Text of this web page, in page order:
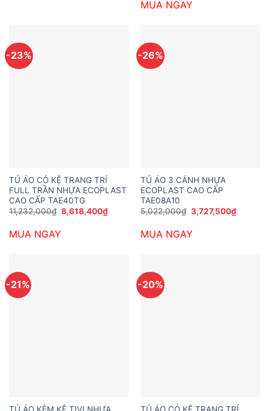
6,510,000₫.
6,793,200₫.
MUA NGAY
-23%
TỦ ÁO CÓ KỆ TRANG TRÍ
FULL TRẦN NHỰA ECOPLAST
CAO CẤP TAE40TG
11,232,000₫ Giá
gốc
11,232,000₫.
8,618,400₫Giá
hiện
MUA NGAY
-26%
TỦ ÁO 3 CÁNH NHỰA
ECOPLAST CAO CẤP
TAE08A10
5,022,000₫ Giá
gốc
5,022,000₫.
3,727,500₫Giá
hiện
MUA NGAY
-21% -20%